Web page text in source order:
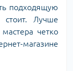
подходящую
стоит. Лучше
четко
магазине